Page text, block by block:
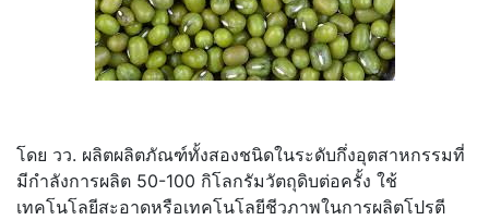
โดย วว. ผลิตผลิตภัณฑ์ทั้งสองชนิดในระดับกึ่งอุตสาหกรรมที่
มีกำลังการผลิต 50-100 กิโลกรัมวัตถุดิบต่อครั้ง ใช้
เทคโนโลยีสะอาดหรือเทคโนโลยีชีวภาพในการผลิตโปรตี